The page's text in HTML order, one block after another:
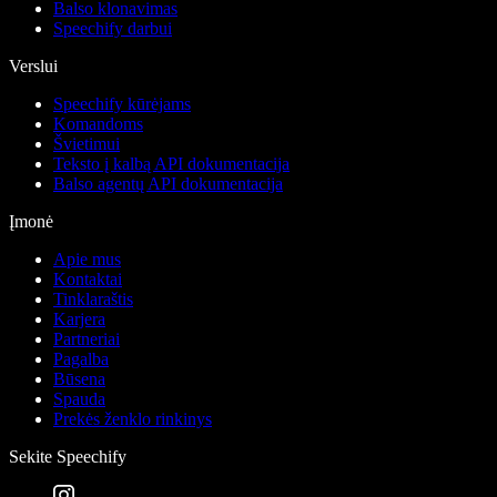
Balso klonavimas
Speechify darbui
Verslui
Speechify kūrėjams
Komandoms
Švietimui
Teksto į kalbą API dokumentacija
Balso agentų API dokumentacija
Įmonė
Apie mus
Kontaktai
Tinklaraštis
Karjera
Partneriai
Pagalba
Būsena
Spauda
Prekės ženklo rinkinys
Sekite Speechify